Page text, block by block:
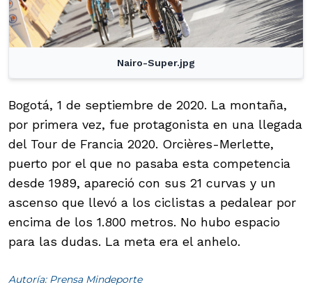
Nairo-Super.jpg
Bogotá, 1 de septiembre de 2020. La montaña,
por primera vez, fue protagonista en una llegada
del Tour de Francia 2020. Orcières-Merlette,
puerto por el que no pasaba esta competencia
desde 1989, apareció con sus 21 curvas y un
ascenso que llevó a los ciclistas a pedalear por
encima de los 1.800 metros. No hubo espacio
para las dudas. La meta era el anhelo.
Autoría: Prensa Mindeporte